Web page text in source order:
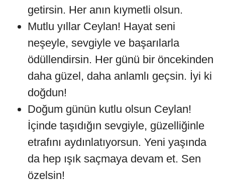
getirsin. Her anın kıymetli olsun.
Mutlu yıllar Ceylan! Hayat seni
neşeyle, sevgiyle ve başarılarla
ödüllendirsin. Her günü bir öncekinden
daha güzel, daha anlamlı geçsin. İyi ki
doğdun!
Doğum günün kutlu olsun Ceylan!
İçinde taşıdığın sevgiyle, güzelliğinle
etrafını aydınlatıyorsun. Yeni yaşında
da hep ışık saçmaya devam et. Sen
özelsin!